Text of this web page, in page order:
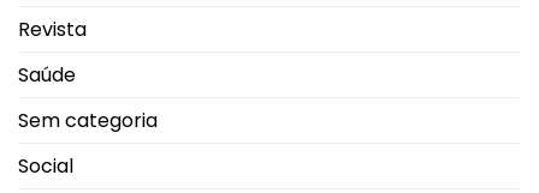
Revista
Saúde
Sem categoria
Social